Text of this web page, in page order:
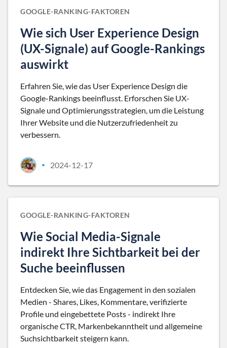
GOOGLE-RANKING-FAKTOREN
Wie sich User Experience Design
(UX-Signale) auf Google-Rankings
auswirkt
Erfahren Sie, wie das User Experience Design die
Google-Rankings beeinflusst. Erforschen Sie UX-
Signale und Optimierungsstrategien, um die Leistung
Ihrer Website und die Nutzerzufriedenheit zu
verbessern.
• 2024-12-17
GOOGLE-RANKING-FAKTOREN
Wie Social Media-Signale
indirekt Ihre Sichtbarkeit bei der
Suche beeinflussen
Entdecken Sie, wie das Engagement in den sozialen
Medien - Shares, Likes, Kommentare, verifizierte
Profile und eingebettete Posts - indirekt Ihre
organische CTR, Markenbekanntheit und allgemeine
Suchsichtbarkeit steigern kann.